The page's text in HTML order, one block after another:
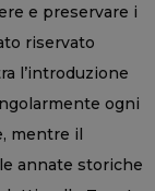
e preservare i
riservato
l’introduzione
ogni
mentre il
annate storiche